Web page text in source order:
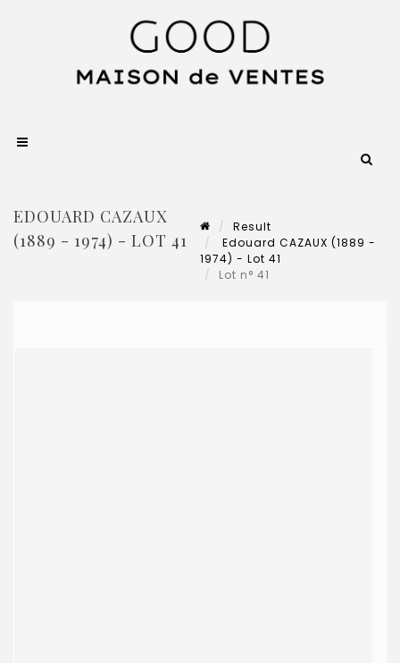
EDOUARD CAZAUX
(1889 - 1974) - LOT 41
Result
Edouard CAZAUX (1889 -
1974) - Lot 41
Lot n° 41